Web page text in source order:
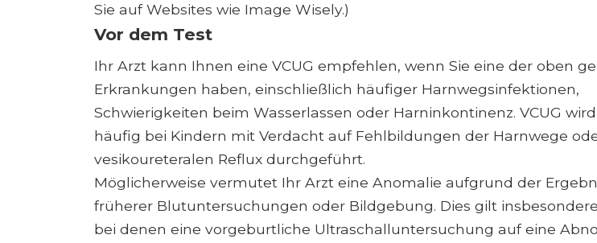
Sie auf Websites wie Image Wisely.)
Vor dem Test
Ihr Arzt kann Ihnen eine VCUG empfehlen, wenn Sie eine der oben
Erkrankungen haben, einschließlich häufiger Harnwegsinfektionen,
Schwierigkeiten beim Wasserlassen oder Harninkontinenz. VCUG
häufig bei Kindern mit Verdacht auf Fehlbildungen der Harnwege
vesikoureteralen Reflux durchgeführt.
Möglicherweise vermutet Ihr Arzt eine Anomalie aufgrund der
früherer Blutuntersuchungen oder Bildgebung. Dies gilt
bei denen eine vorgeburtliche Ultraschalluntersuchung auf eine